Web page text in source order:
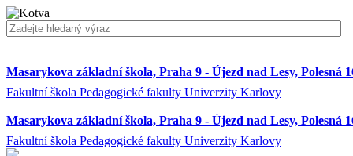
Masarykova základní škola, Praha 9 - Újezd nad Lesy, Polesná
Fakultní škola Pedagogické fakulty Univerzity Karlovy
Masarykova základní škola, Praha 9 - Újezd nad Lesy, Polesná
Fakultní škola Pedagogické fakulty Univerzity Karlovy